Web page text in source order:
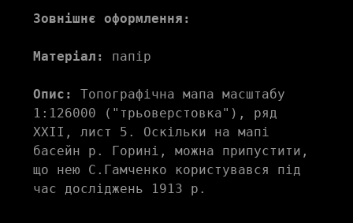
Зовнішнє оформлення:
Матеріал: папір
Опис:
Топографічна мапа масштабу
1:126000 ("трьоверстовка"), ряд
XXII, лист 5. Оскільки на мапі
басейн р. Горині, можна припустити,
що нею С.Гамченко користувався під
час досліджень 1913 р.